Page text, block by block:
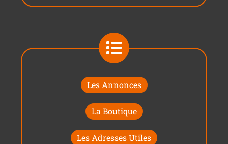
Les Annonces
La Boutique
Les Adresses Utiles